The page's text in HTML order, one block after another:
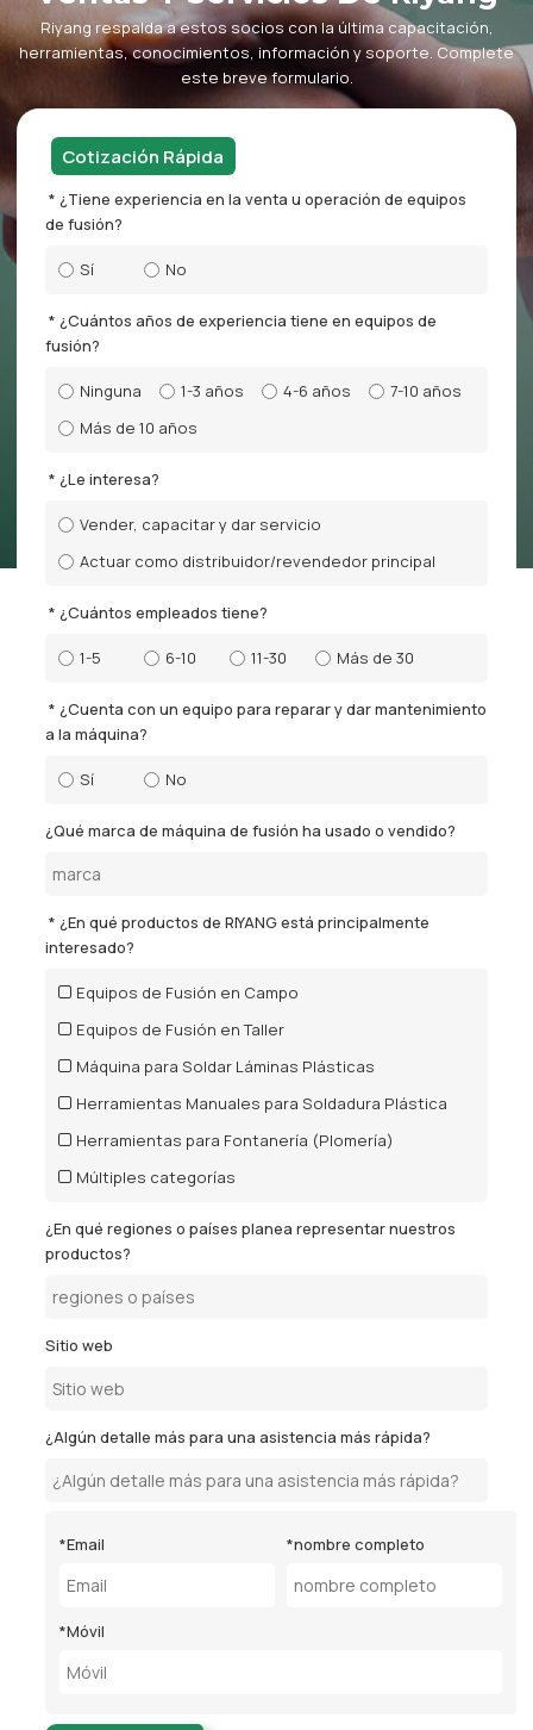
Riyang respalda a estos socios con la última capacitación,
herramientas, conocimientos, información y soporte. Complete
este breve formulario.
Cotización Rápida
¿Tiene experiencia en la venta u operación de equipos
de fusión?
Sí No
¿Cuántos años de experiencia tiene en equipos de
fusión?
Ninguna 1-3 años 4-6 años
7-10 años
Más de 10 años
¿Le interesa?
Vender, capacitar y dar servicio
Actuar como distribuidor/revendedor principal
¿Cuántos empleados tiene?
1-5 6-10 11-30 Más de 30
¿Cuenta con un equipo para reparar y dar mantenimiento
a la máquina?
Sí No
¿Qué marca de máquina de fusión ha usado o vendido?
¿En qué productos de RIYANG está principalmente
interesado?
Equipos de Fusión en Campo
Equipos de Fusión en Taller
Máquina para Soldar Láminas Plásticas
Herramientas Manuales para Soldadura Plástica
Herramientas para Fontanería (Plomería)
Múltiples categorías
¿En qué regiones o países planea representar nuestros
productos?
Sitio web
¿Algún detalle más para una asistencia más rápida?
*Email *nombre completo
*Móvil